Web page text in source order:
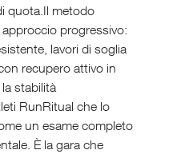
quota.Il metodo
progressivo:
lavori di soglia
recupero attivo in
stabilità
RunRitual che lo
un esame completo
È la gara che